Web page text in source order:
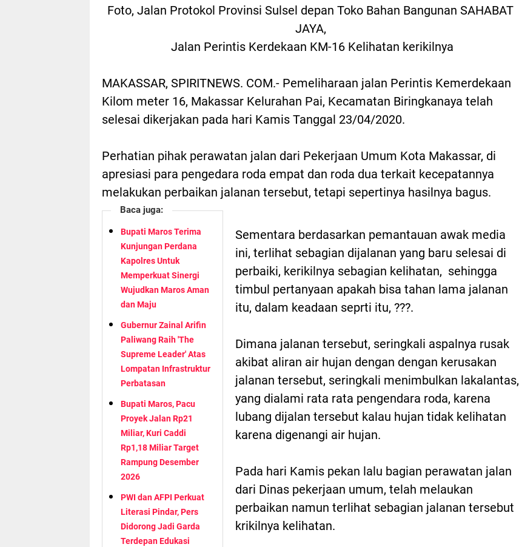
Foto, Jalan Protokol Provinsi Sulsel depan Toko Bahan Bangunan SAHABAT
JAYA,
Jalan Perintis Kerdekaan KM-16 Kelihatan kerikilnya
MAKASSAR, SPIRITNEWS. COM.- Pemeliharaan jalan Perintis Kemerdekaan
Kilom meter 16, Makassar Kelurahan Pai, Kecamatan Biringkanaya telah
selesai dikerjakan pada hari Kamis Tanggal 23/04/2020.
Perhatian pihak perawatan jalan dari Pekerjaan Umum Kota Makassar, di
apresiasi para pengedara roda empat dan roda dua terkait kecepatannya
melakukan perbaikan jalanan tersebut, tetapi sepertinya hasilnya bagus.
Baca juga:
Bupati Maros Terima
Kunjungan Perdana
Kapolres Untuk
Memperkuat Sinergi
Wujudkan Maros Aman
dan Maju
Gubernur Zainal Arifin
Paliwang Raih 'The
Supreme Leader' Atas
Lompatan Infrastruktur
Perbatasan
Bupati Maros, Pacu
Proyek Jalan Rp21
Miliar, Kuri Caddi
Rp1,18 Miliar Target
Rampung Desember
2026
PWI dan AFPI Perkuat
Literasi Pindar, Pers
Didorong Jadi Garda
Terdepan Edukasi
Sementara berdasarkan pemantauan awak media
ini, terlihat sebagian dijalanan yang baru selesai di
perbaiki, kerikilnya sebagian kelihatan, sehingga
timbul pertanyaan apakah bisa tahan lama jalanan
itu, dalam keadaan seprti itu, ???.
Dimana jalanan tersebut, seringkali aspalnya rusak
akibat aliran air hujan dengan dengan kerusakan
jalanan tersebut, seringkali menimbulkan lakalantas,
yang dialami rata rata pengendara roda, karena
lubang dijalan tersebut kalau hujan tidak kelihatan
karena digenangi air hujan.
Pada hari Kamis pekan lalu bagian perawatan jalan
dari Dinas pekerjaan umum, telah melaukan
perbaikan namun terlihat sebagian jalanan tersebut
krikilnya kelihatan.